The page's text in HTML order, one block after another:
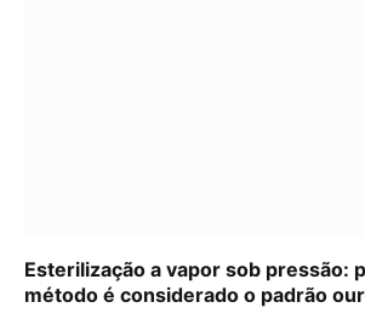
Esterilização a vapor sob pressão:
método é considerado o padrão